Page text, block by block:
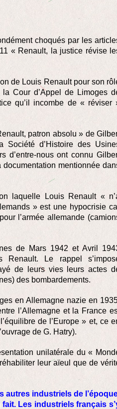
choqués par les
« Renault, la justice révise
de Louis Renault pour son
Cour d’Appel de Limoges
qu’il incombe de « réviser
patron absolu » de
Société d’Histoire des
d’entre-nous ont connu
documentation mentionnée
laquelle Louis Renault «
» est une hypocrisie
l’armée allemande
de Mars 1942 et Avril
Renault. Le rappel
de leurs vies leurs actes
des bombardements.
en Allemagne nazie en
l’Allemagne et la France
de l’Europe » et, ce
de G. Hatry).
unilatérale du «
leur aïeul que de
autres industriels de
Les industriels français